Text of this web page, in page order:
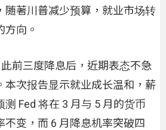
随著川普减少预算，就业市场转
方向。
前三度降息后，近期表态不急
本次报告显示就业成长温和，薪
Fed 将在 3 月与 5 月的货币
不变，而 6 月降息机率突破四